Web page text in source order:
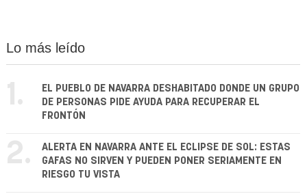
Lo más leído
1.
EL PUEBLO DE NAVARRA DESHABITADO DONDE UN GRUPO
DE PERSONAS PIDE AYUDA PARA RECUPERAR EL
FRONTÓN
2.
ALERTA EN NAVARRA ANTE EL ECLIPSE DE SOL: ESTAS
GAFAS NO SIRVEN Y PUEDEN PONER SERIAMENTE EN
RIESGO TU VISTA